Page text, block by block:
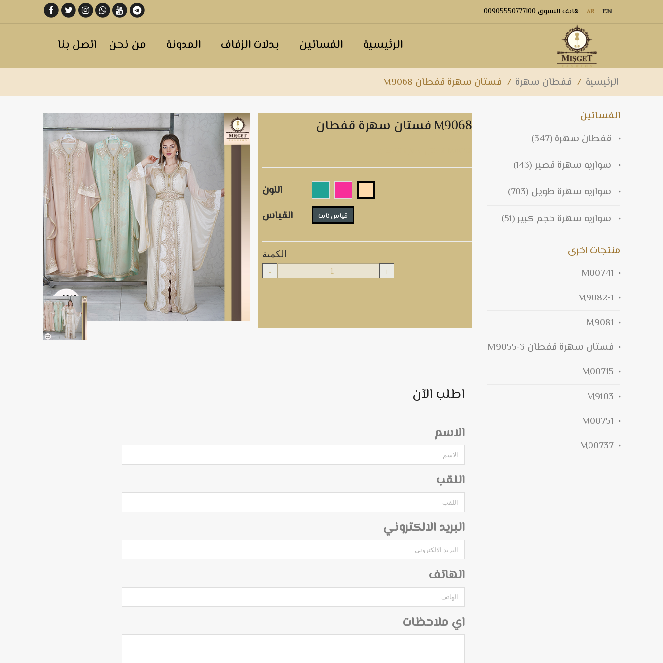
AR EN هاتف التسوق 00905550777100
الرئيسية الفساتين بدلات الزفاف المدونة من نحن اتصل بنا
الرئيسية / قفطان سهرة / فستان سهرة قفطان M9068
الفساتين
قفطان سهرة (347)
سواريه سهرة قصير (143)
سواريه سهرة طويل (703)
سواريه سهرة حجم كبير (51)
منتجات اخرى
M00741
M9082-1
M9081
فستان سهرة قفطان M9055-3
M00715
M9103
M00751
M00737
فستان سهرة قفطان M9068
اللون
القياس
قياس ثابت
الكمية
- +
اطلب الآن
الاسم
اللقب
البريد الالكتروني
الهاتف
اي ملاحظات